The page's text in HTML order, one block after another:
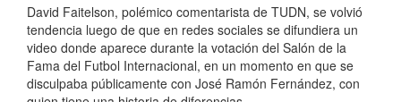
David Faitelson, polémico comentarista de TUDN, se volvió
tendencia luego de que en redes sociales se difundiera un
video donde aparece durante la votación del Salón de la
Fama del Futbol Internacional, en un momento en que se
disculpaba públicamente con José Ramón Fernández, con